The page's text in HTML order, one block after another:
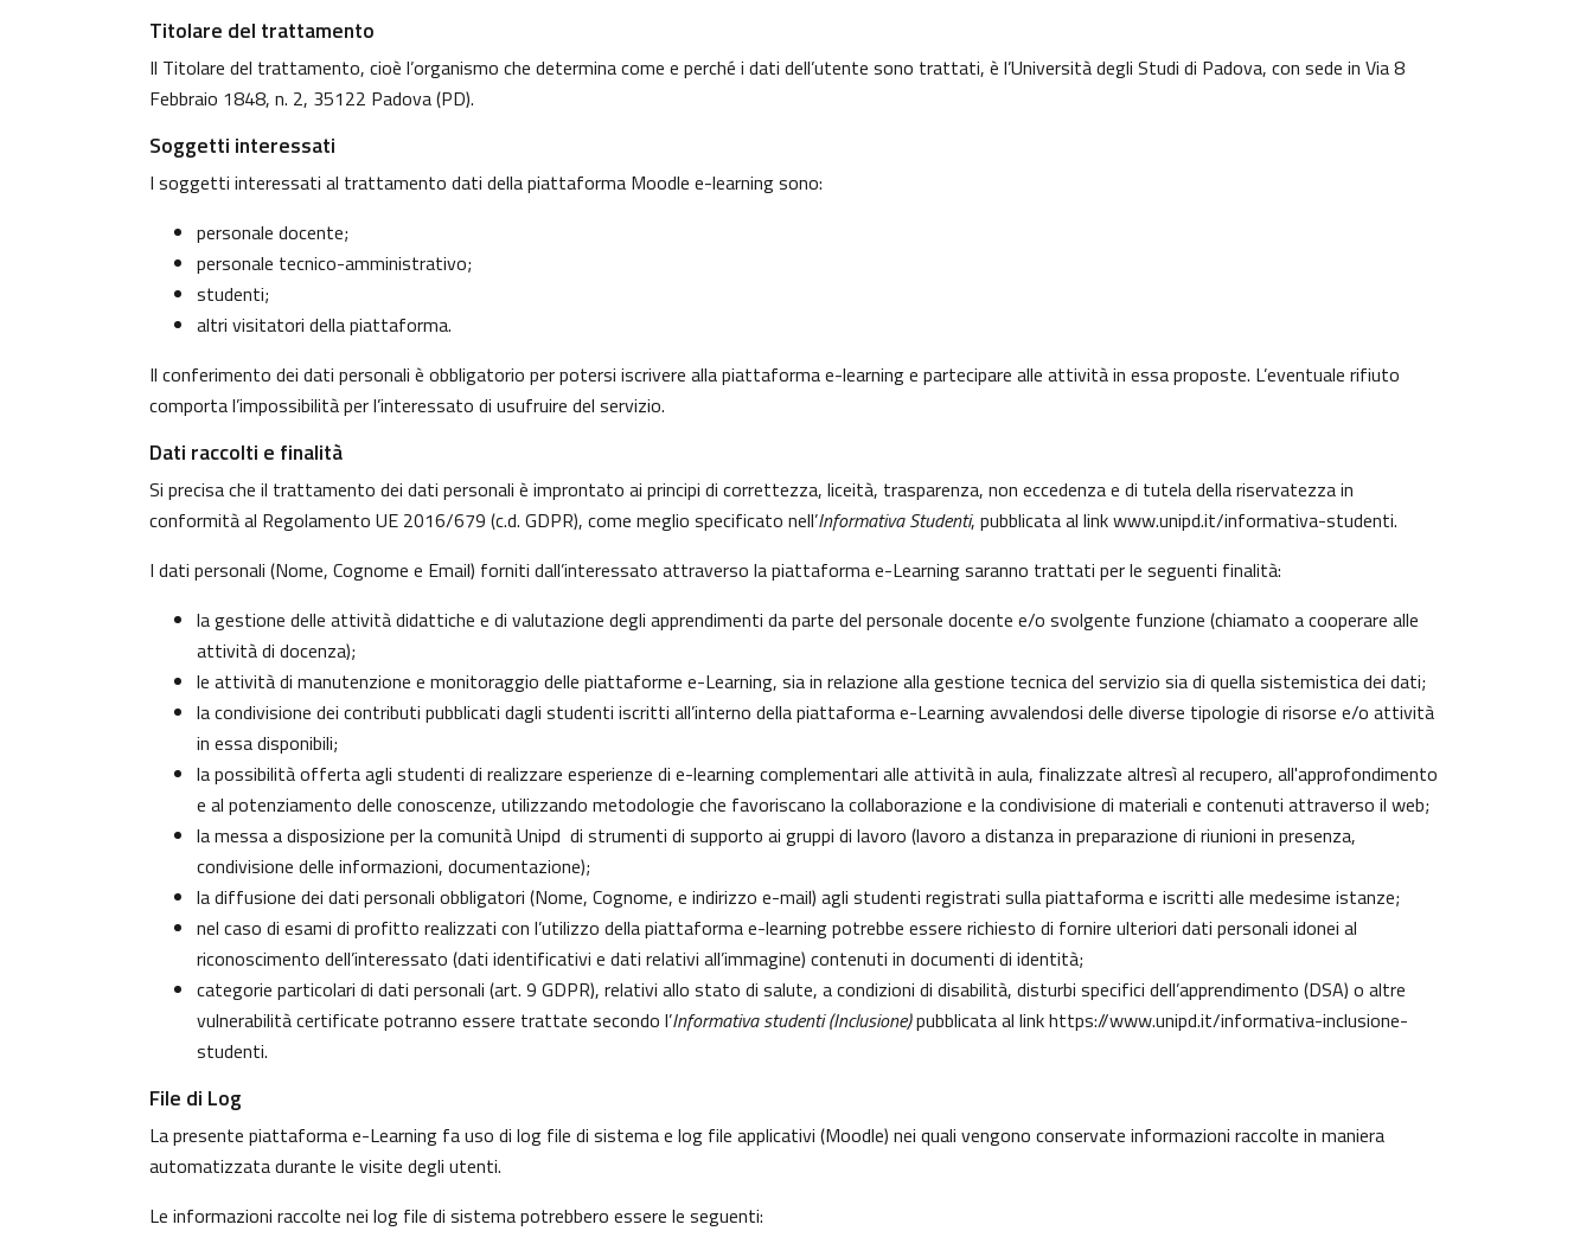
Titolare del trattamento
Il Titolare del trattamento, cioè l’organismo che determina come e perché i dati dell’utente sono trattati, è l’Università degli Studi di Padova, con sede in Via 8
Febbraio 1848, n. 2, 35122 Padova (PD).
Soggetti interessati
I soggetti interessati al trattamento dati della piattaforma Moodle e-learning sono:
personale docente;
personale tecnico-amministrativo;
studenti;
altri visitatori della piattaforma.
Il conferimento dei dati personali è obbligatorio per potersi iscrivere alla piattaforma e-learning e partecipare alle attività in essa proposte. L’eventuale rifiuto
comporta l’impossibilità per l’interessato di usufruire del servizio.
Dati raccolti e finalità
Si precisa che il trattamento dei dati personali è improntato ai principi di correttezza, liceità, trasparenza, non eccedenza e di tutela della riservatezza in
conformità al Regolamento UE 2016/679 (c.d. GDPR), come meglio specificato nell’Informativa Studenti, pubblicata al linkwww.unipd.it/informativa-studenti.
I dati personali (Nome, Cognome e Email) forniti dall’interessato attraverso la piattaforma e-Learning saranno trattati per le seguenti finalità:
la gestione delle attività didattiche e di valutazione degli apprendimenti da parte del personale docente e/o svolgente funzione (chiamato a cooperare alle
attività di docenza);
le attività di manutenzione e monitoraggio delle piattaforme e-Learning, sia in relazione alla gestione tecnica del servizio sia di quella sistemistica dei dati;
la condivisione dei contributi pubblicati dagli studenti iscritti all’interno della piattaforma e-Learning avvalendosi delle diverse tipologie di risorse e/o attività
in essa disponibili;
la possibilità offerta agli studenti di realizzare esperienze di e-learning complementari alle attività in aula, finalizzate altresì al recupero, all'approfondimento
e al potenziamento delle conoscenze, utilizzando metodologie che favoriscano la collaborazione e la condivisione di materiali e contenuti attraverso il web;
la messa a disposizione per la comunità Unipd di strumenti di supporto ai gruppi di lavoro (lavoro a distanza in preparazione di riunioni in presenza,
condivisione delle informazioni, documentazione);
la diffusione dei dati personali obbligatori (Nome, Cognome, e indirizzo e-mail) agli studenti registrati sulla piattaforma e iscritti alle medesime istanze;
nel caso di esami di profitto realizzati con l’utilizzo della piattaforma e-learning potrebbe essere richiesto di fornire ulteriori dati personali idonei al
riconoscimento dell’interessato (dati identificativi e dati relativi all’immagine) contenuti in documenti di identità;
categorie particolari di dati personali (art. 9 GDPR), relativi allo stato di salute, a condizioni di disabilità, disturbi specifici dell’apprendimento (DSA) o altre
vulnerabilità certificate potranno essere trattate secondo l’Informativa studenti (Inclusione)pubblicata al linkhttps://www.unipd.it/informativa-inclusione-
studenti.
File di Log
La presente piattaforma e-Learning fa uso di log file di sistema e log file applicativi (Moodle) nei quali vengono conservate informazioni raccolte in maniera
automatizzata durante le visite degli utenti.
Le informazioni raccolte nei log file di sistema potrebbero essere le seguenti: